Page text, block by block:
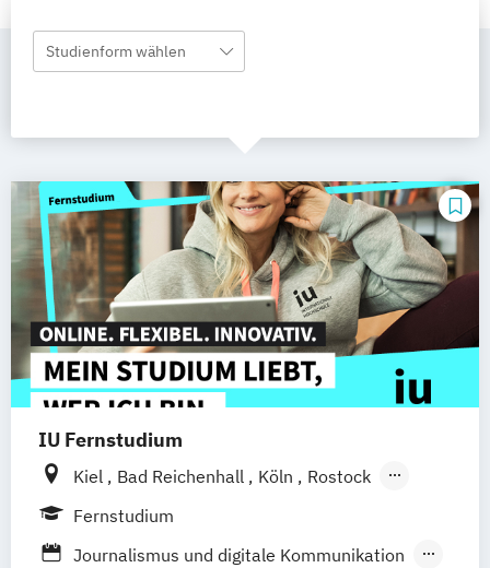
Studienform wählen
IU Fernstudium
Kiel Bad Reichenhall Köln
Rostock
Freiburg
Fernstudium
Journalismus und digitale Kommunikation